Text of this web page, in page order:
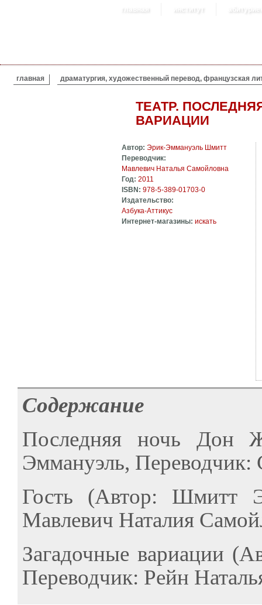
главная институт
ВЫ ЗДЕСЬ
главная драматургия, художественный перевод, французская
ТЕАТР.
ВАРИАЦИИ
Автор: Эрик-Эммануэль Шмитт
Переводчик:
Мавлевич Наталья Самойловна
Год: 2011
ISBN: 978-5-389-01703-0
Издательство:
Азбука-Аттикус
Интернет-магазины: искать
Содержание
Последняя ночь Дон
Эммануэль, Переводчик:
Гость (Автор: Шмитт
Мавлевич Наталия
Загадочные вариации
Переводчик: Рейн